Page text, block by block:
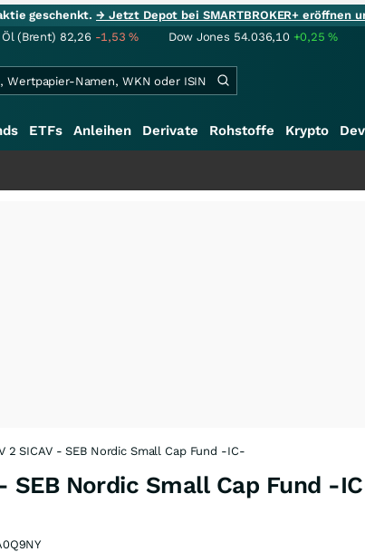
geschenkt.→ Jetzt Depot bei SMARTBROKER+ eröffnen
Öl (Brent) 82,26 -1,53% Dow Jones 54.036,10 +0,25%
ETFs Anleihen Derivate Rohstoffe Krypto
2 SICAV - SEB Nordic Small Cap Fund -IC-
- SEB Nordic Small Cap Fund -